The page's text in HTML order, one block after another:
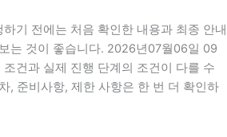
기 전에는 처음 확인한 내용과 최종 안내
는 것이 좋습니다. 2026년07월06일 09
건과 실제 진행 단계의 조건이 다를 수
, 준비사항, 제한 사항은 한 번 더 확인하